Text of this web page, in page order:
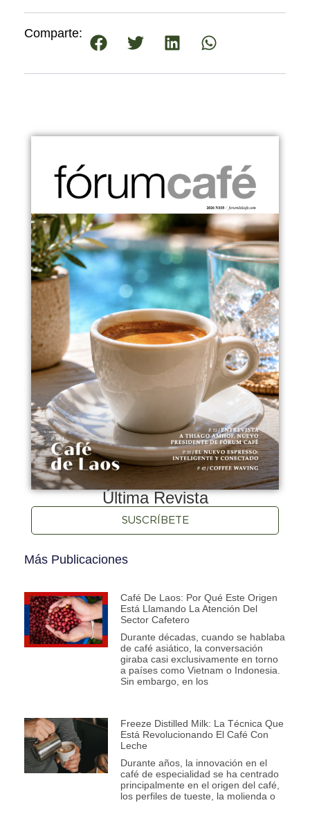
CONTACTO
de ti!
Comparte:
Última Revista
SUSCRÍBETE
Más Publicaciones
Café De Laos: Por Qué Este Origen
Está Llamando La Atención Del
Sector Cafetero
Durante décadas, cuando se hablaba
de café asiático, la conversación
giraba casi exclusivamente en torno
a países como Vietnam o Indonesia.
Sin embargo, en los
Freeze Distilled Milk: La Técnica Que
Está Revolucionando El Café Con
Leche
Durante años, la innovación en el
café de especialidad se ha centrado
principalmente en el origen del café,
los perfiles de tueste, la molienda o